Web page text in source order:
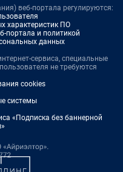
веб-портала регулируются:
характеристик ПО
портала и политикой
данных
сервиса, специальные
не требуются
cookies
системы
«Подписка без баннерной